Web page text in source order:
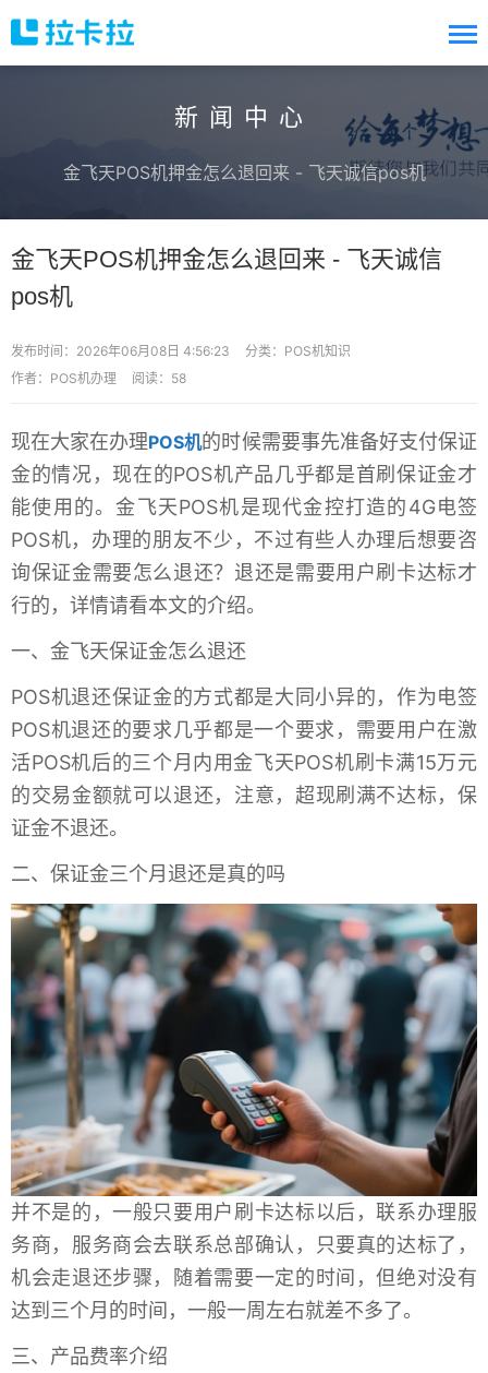
新闻中心
金飞天POS机押金怎么退回来 - 飞天诚信pos机
金飞天POS机押金怎么退回来 - 飞天诚信
pos机
发布时间：2026年06月08日 4:56:23 分类： POS机知识
作者：POS机办理
阅读：58
现在大家在办理POS机的时候需要事先准备好支付保证
金的情况，现在的POS机产品几乎都是首刷保证金才
能使用的。金飞天POS机是现代金控打造的4G电签
POS机，办理的朋友不少，不过有些人办理后想要咨
询保证金需要怎么退还？退还是需要用户刷卡达标才
行的，详情请看本文的介绍。
一、金飞天保证金怎么退还
POS机退还保证金的方式都是大同小异的，作为电签
POS机退还的要求几乎都是一个要求，需要用户在激
活POS机后的三个月内用金飞天POS机刷卡满15万元
的交易金额就可以退还，注意，超现刷满不达标，保
证金不退还。
二、保证金三个月退还是真的吗
并不是的，一般只要用户刷卡达标以后，联系办理服
务商，服务商会去联系总部确认，只要真的达标了，
机会走退还步骤，随着需要一定的时间，但绝对没有
达到三个月的时间，一般一周左右就差不多了。
三、产品费率介绍